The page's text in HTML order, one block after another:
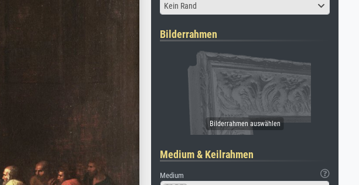
Kein Rand
Bilderrahmen
Medium & Keilrahmen
Medium